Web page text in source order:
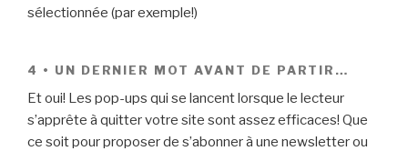
sélectionnée (par exemple!)
4 • UN DERNIER MOT AVANT DE PARTIR…
Et oui! Les pop-ups qui se lancent lorsque le lecteur
s’apprête à quitter votre site sont assez efficaces! Que
ce soit pour proposer de s’abonner à une newsletter ou